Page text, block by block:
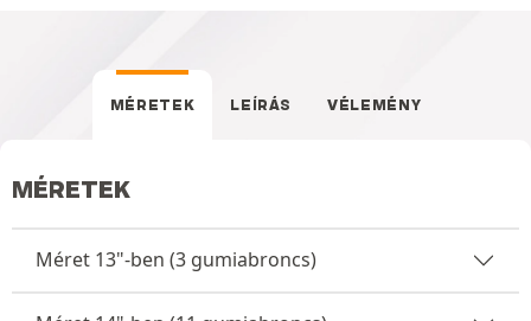
MÉRETEK LEÍRÁS VÉLEMÉNY
MÉRETEK
Méret 13"-ben (3 gumiabroncs)